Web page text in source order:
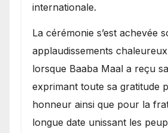
internationale.
​La cérémonie s’est achevée
applaudissements
lorsque Baaba Maal a reçu
exprimant toute sa gratitude
honneur ainsi que pour la
longue date unissant les